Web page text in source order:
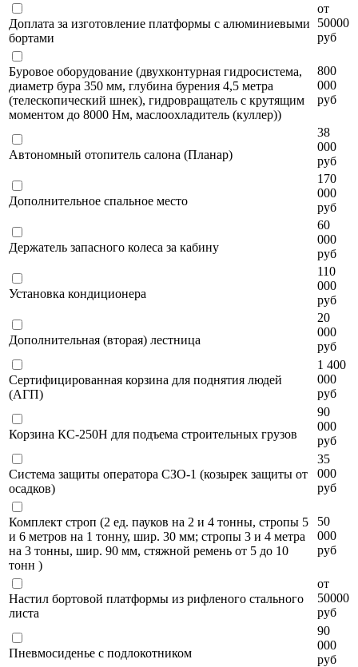
Доплата за изготовление платформы с алюминиевыми
бортами
от
50000
руб
Буровое оборудование (двухконтурная гидросистема,
диаметр бура 350 мм, глубина бурения 4,5 метра
(телескопический шнек), гидровращатель с крутящим
моментом до 8000 Нм, маслоохладитель (куллер))
800
000
руб
Автономный отопитель салона (Планар)
38
000
руб
Дополнительное спальное место
170
000
руб
Держатель запасного колеса за кабину
60
000
руб
Установка кондиционера
110
000
руб
Дополнительная (вторая) лестница
20
000
руб
Сертифицированная корзина для поднятия людей
(АГП)
1 400
000
руб
Корзина КС-250Н для подъема строительных грузов
90
000
руб
Система защиты оператора СЗО-1 (козырек защиты от
осадков)
35
000
руб
Комплект строп (2 ед. пауков на 2 и 4 тонны, стропы 5
и 6 метров на 1 тонну, шир. 30 мм; стропы 3 и 4 метра
на 3 тонны, шир. 90 мм, стяжной ремень от 5 до 10
тонн )
50
000
руб
Настил бортовой платформы из рифленого стального
листа
от
50000
руб
Пневмосиденье с подлокотником
90
000
руб